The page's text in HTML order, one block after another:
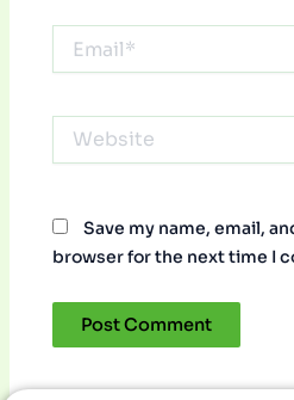
Website
Save my name, email,
browser for the next time I